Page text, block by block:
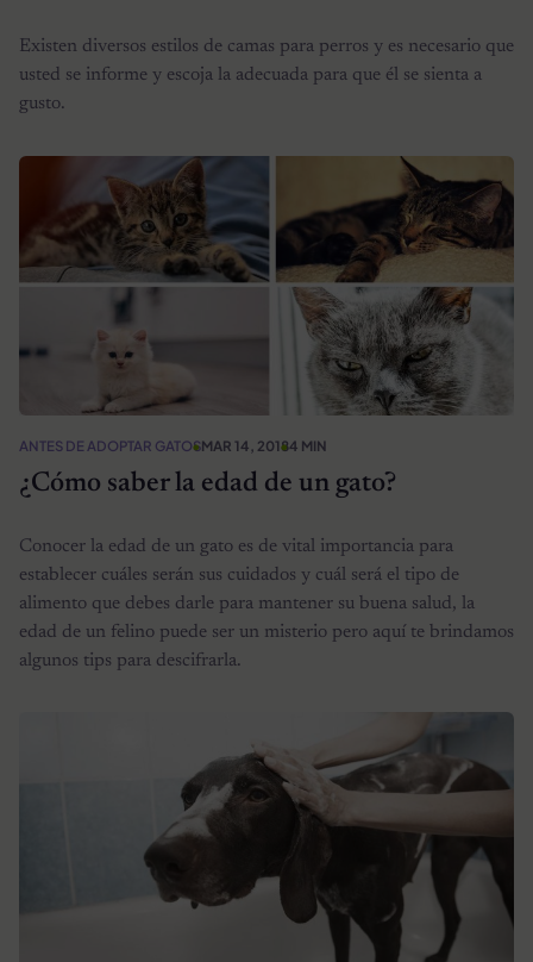
Existen diversos estilos de camas para perros y es necesario que
usted se informe y escoja la adecuada para que él se sienta a
gusto.
ANTES DE ADOPTAR GATOSMAR 14, 20184 MIN
¿Cómo saber la edad de un gato?
Conocer la edad de un gato es de vital importancia para
establecer cuáles serán sus cuidados y cuál será el tipo de
alimento que debes darle para mantener su buena salud, la
edad de un felino puede ser un misterio pero aquí te brindamos
algunos tips para descifrarla.